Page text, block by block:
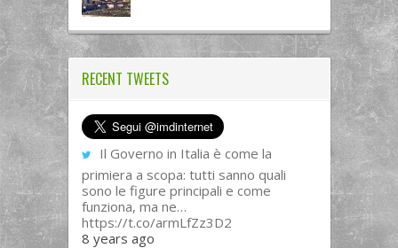
RECENT TWEETS
Il Governo in Italia è come la
primiera a scopa: tutti sanno quali
sono le figure principali e come
funziona, ma ne…
https://t.co/armLfZz3D2
8 years ago